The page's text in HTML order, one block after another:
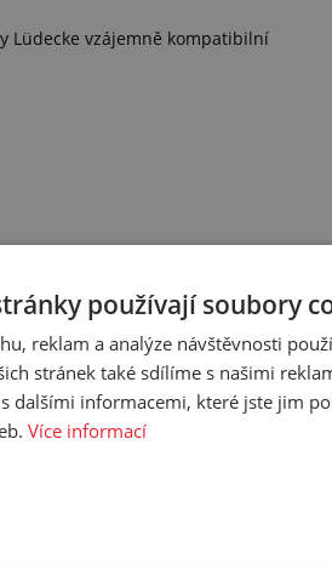
Lüdecke vzájemně kompatibilní
k tomuto produktu.
používají soubory
reklam a analýze návštěvnosti
stránek také sdílíme s našimi
dalšími informacemi, které jste jim
Více informací